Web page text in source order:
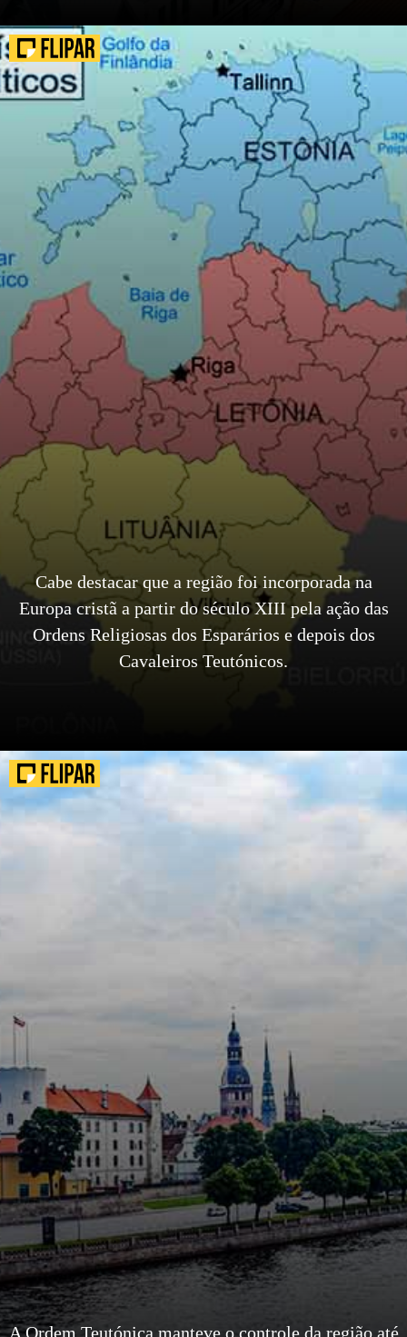
Cabe destacar que a região foi incorporada na
Europa cristã a partir do século XIII pela ação das
Ordens Religiosas dos Esparários e depois dos
Cavaleiros Teutónicos.
A Ordem Teutónica manteve o controle da região até